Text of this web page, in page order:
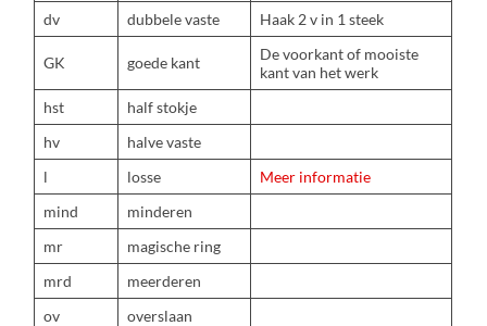
dv
dubbele vaste Haak 2 v in 1 steek
GK goede kant
De voorkant of mooiste
kant van het werk
hst
half stokje
hv
halve vaste
l
losse
Meer informatie
mind
minderen
mr
magische ring
mrd
meerderen
ov
overslaan